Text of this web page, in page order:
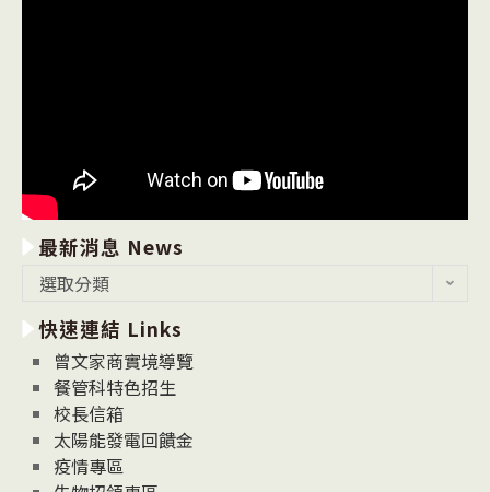
最新消息 News
消
息
News
選取分類
快速連結 Links
曾文家商實境導覽
餐管科特色招生
校長信箱
太陽能發電回饋金
疫情專區